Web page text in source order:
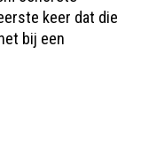
keer dat die
bij een